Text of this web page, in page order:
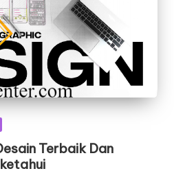
Terbaik Dan